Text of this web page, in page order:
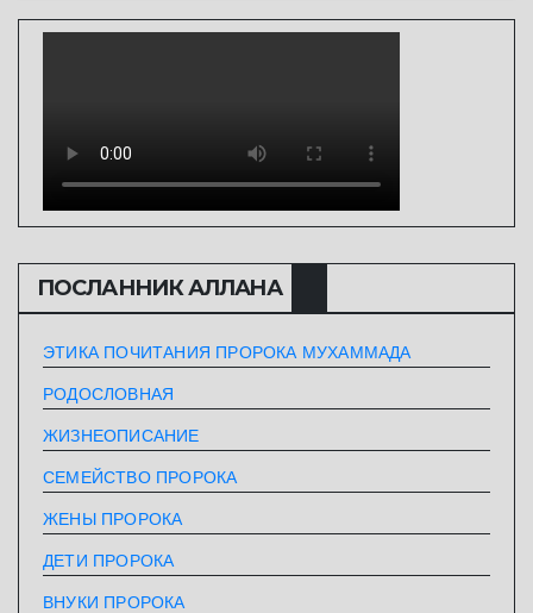
ПОСЛАННИК АЛЛАHА
ЭТИКА ПОЧИТАНИЯ ПРОРОКА МУХАММАДА
РОДОСЛОВНАЯ
ЖИЗНЕОПИСАНИЕ
СЕМЕЙСТВО ПРОРОКА
ЖЕНЫ ПРОРОКА
ДЕТИ ПРОРОКА
ВНУКИ ПРОРОКА